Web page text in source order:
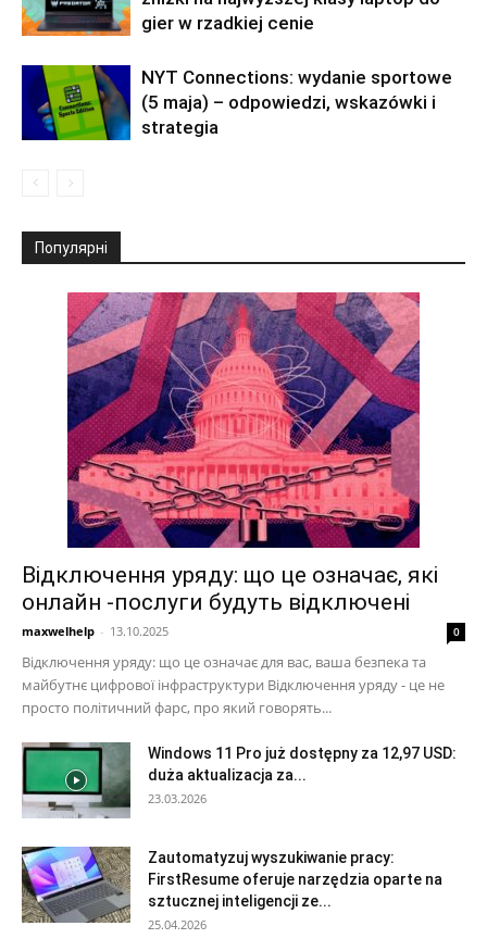
gier w rzadkiej cenie
NYT Connections: wydanie sportowe
(5 maja) – odpowiedzi, wskazówki i
strategia
Популярні
Відключення уряду: що це означає, які
онлайн -послуги будуть відключені
maxwelhelp - 13.10.2025 0
Відключення уряду: що це означає для вас, ваша безпека та
майбутнє цифрової інфраструктури Відключення уряду - це не
просто політичний фарс, про який говорять...
Windows 11 Pro już dostępny za 12,97 USD:
duża aktualizacja za...
23.03.2026
Zautomatyzuj wyszukiwanie pracy:
FirstResume oferuje narzędzia oparte na
sztucznej inteligencji ze...
25.04.2026